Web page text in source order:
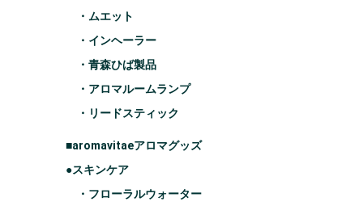
・ムエット
・インヘーラー
・青森ひば製品
・アロマルームランプ
・リードスティック
■aromavitaeアロマグッズ
●スキンケア
・フローラルウォーター